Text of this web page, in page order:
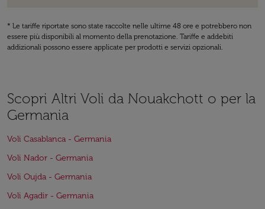
* Le tariffe riportate sono state raccolte nelle ultime 48 ore e potrebbero non
essere più disponibili al momento della prenotazione. Tariffe e addebiti
addizionali possono essere applicate per prodotti e servizi opzionali.
Scopri Altri Voli da Nouakchott o per la
Germania
Voli Casablanca - Germania
Voli Nador - Germania
Voli Oujda - Germania
Voli Agadir - Germania